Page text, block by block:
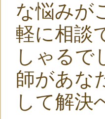
な悩みが
軽に相談
しゃるで
師があな
して解決